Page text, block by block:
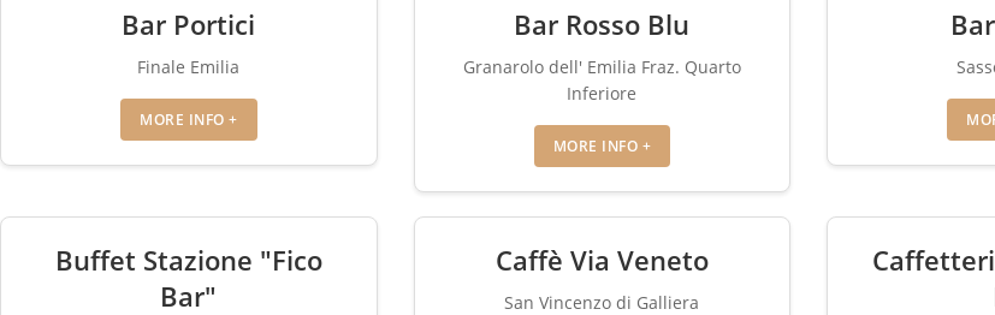
Bar Portici
Finale Emilia
MORE INFO +
Bar Rosso Blu
Granarolo dell' Emilia Fraz. Quarto
Inferiore
MORE INFO +
Buffet Stazione "Fico
Bar"
Caffè Via Veneto
San Vincenzo di Galliera